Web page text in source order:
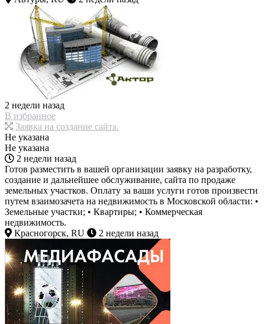
2 недели назад
В избранное
Заявка на создание сайта.
Не указана
Не указана
2 недели назад
Готов разместить в вашей организации заявку на разработку,
создание и дальнейшее обслуживание, сайта по продаже
земельных участков. Оплату за ваши услуги готов произвести
путем взаимозачета на недвижимость в Московской области: •
Земельные участки; • Квартиры; • Коммерческая
недвижимость.
Красногорск, RU
2 недели назад